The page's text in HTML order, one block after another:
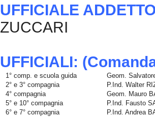
UFFICIALE
ZUCCARI
UFFICIALI:
1° comp. e scuola guida
Geom.
2° e 3° compagnia
P.Ind. Walter
4° compagnia
Geom. Mauro
5° e 10° compagnia
P.Ind. Fausto
6° e 7° compagnia
P.Ind. Andrea